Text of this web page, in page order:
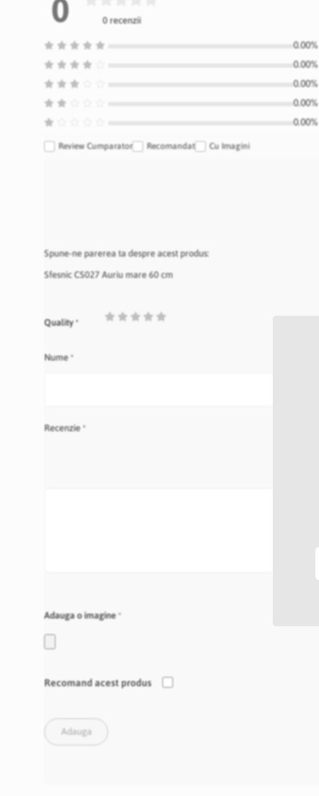
0 0 recenzii
Review Cumparator Recomandat Cu Imagini
Spune-ne parerea ta despre acest produs:
Sfesnic CS027 Auriu mare 60 cm
Quality
1
2
3
4
Nume
Recenzie
Adauga o imagine
Recomand acest produs
Adauga